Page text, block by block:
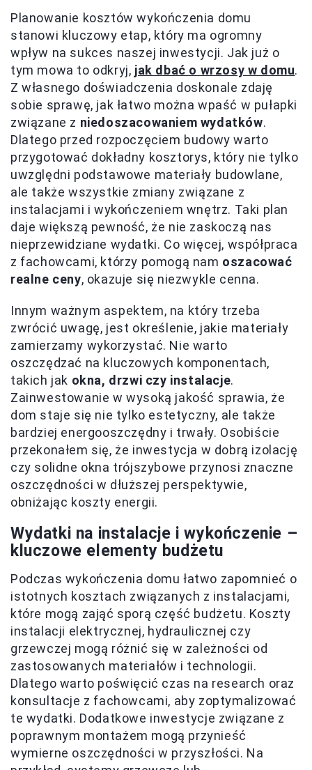
Planowanie kosztów wykończenia domu
stanowi kluczowy etap, który ma ogromny
wpływ na sukces naszej inwestycji. Jak już o
tym mowa to odkryj, jak dbać o wrzosy w domu.
Z własnego doświadczenia doskonale zdaję
sobie sprawę, jak łatwo można wpaść w pułapki
związane z niedoszacowaniem wydatków.
Dlatego przed rozpoczęciem budowy warto
przygotować dokładny kosztorys, który nie tylko
uwzględni podstawowe materiały budowlane,
ale także wszystkie zmiany związane z
instalacjami i wykończeniem wnętrz. Taki plan
daje większą pewność, że nie zaskoczą nas
nieprzewidziane wydatki. Co więcej, współpraca
z fachowcami, którzy pomogą nam oszacować
realne ceny, okazuje się niezwykle cenna.
Innym ważnym aspektem, na który trzeba
zwrócić uwagę, jest określenie, jakie materiały
zamierzamy wykorzystać. Nie warto
oszczędzać na kluczowych komponentach,
takich jak okna, drzwi czy instalacje.
Zainwestowanie w wysoką jakość sprawia, że
dom staje się nie tylko estetyczny, ale także
bardziej energooszczędny i trwały. Osobiście
przekonałem się, że inwestycja w dobrą izolację
czy solidne okna trójszybowe przynosi znaczne
oszczędności w dłuższej perspektywie,
obniżając koszty energii.
Wydatki na instalacje i wykończenie –
kluczowe elementy budżetu
Podczas wykończenia domu łatwo zapomnieć o
istotnych kosztach związanych z instalacjami,
które mogą zająć sporą część budżetu. Koszty
instalacji elektrycznej, hydraulicznej czy
grzewczej mogą różnić się w zależności od
zastosowanych materiałów i technologii.
Dlatego warto poświęcić czas na research oraz
konsultacje z fachowcami, aby zoptymalizować
te wydatki. Dodatkowe inwestycje związane z
poprawnym montażem mogą przynieść
wymierne oszczędności w przyszłości. Na